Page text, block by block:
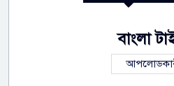
বাংলা